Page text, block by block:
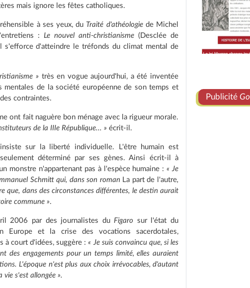
mais ignore les fêtes catholiques.
à ses yeux, du Traité d'athéologiede Michel
: Le nouvel anti-christianisme (Desclée de
s'efforce d'atteindre le tréfonds du climat mental de
» très en vogue aujourd'hui, a été inventée
mentales de la société européenne de son temps et
contraintes.
ont fait naguère bon ménage avec la rigueur morale.
de la IIIe République... » écrit-il.
sur la liberté individuelle. L'être humain est
déterminé par ses gènes. Ainsi écrit-il à
monstre n'appartenant pas à l'espèce humaine :« Je
Schmitt qui, dans son roman La part de l'autre,
que, dans des circonstances différentes, le destin aurait
commune ».
2006 par des journalistes duFigaro sur l'état du
Europe et la crise des vocations sacerdotales,
à court d'idées, suggère :« Je suis convaincu que, si les
des engagements pour un temps limité, elles auraient
L'époque n'est plus aux choix irrévocables, d'autant
vie s'est allongée ».
Publicité